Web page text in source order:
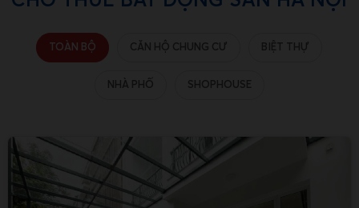
TOÀN BỘ CĂN HỘ CHUNG CƯ BIỆT THỰ
NHÀ PHỐ SHOPHOUSE